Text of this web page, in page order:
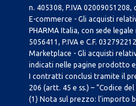
n. 405308, P.IVA
E-commerce - Gli acquisti
PHARMA Italia, con sede
5056411, P.IVA e C.F.
Marketplace - Gli acquisti
indicati nelle pagine prodotto
I contratti conclusi tramite il
206 (artt. 45 e ss.) – “Codice del
(1) Nota sul prezzo: l’importo